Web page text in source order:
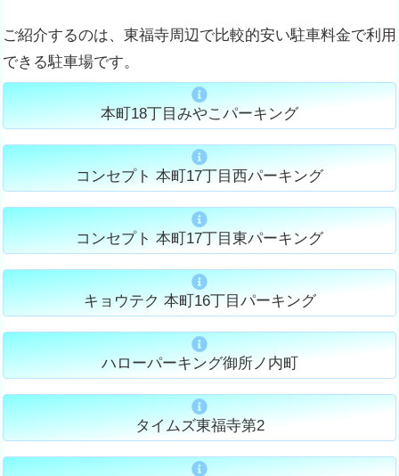
ご紹介するのは、東福寺周辺で比較的安い駐車料金で利用
できる駐車場です。
本町18丁目みやこパーキング
コンセプト 本町17丁目西パーキング
コンセプト 本町17丁目東パーキング
キョウテク 本町16丁目パーキング
ハローパーキング御所ノ内町
タイムズ東福寺第2